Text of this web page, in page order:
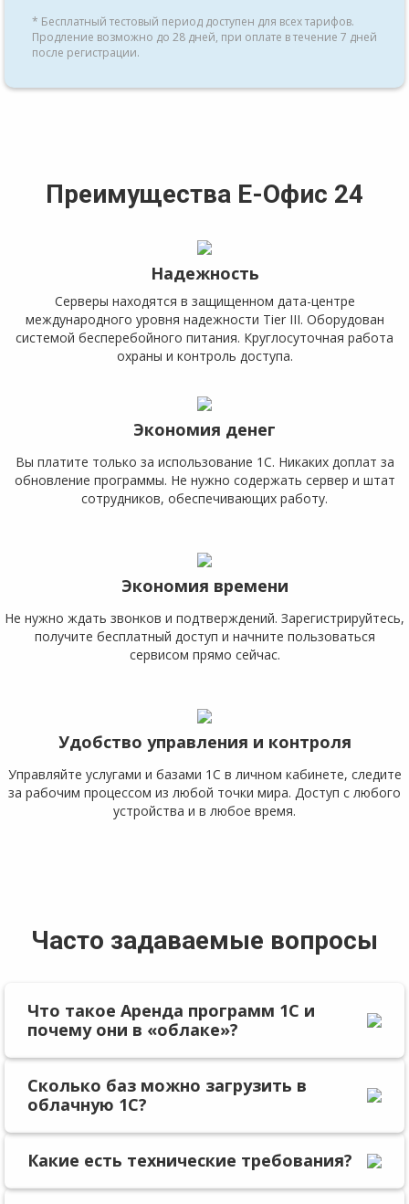
* Бесплатный тестовый период доступен для всех тарифов.
Продление возможно до 28 дней, при оплате в течение 7 дней
после регистрации.
Преимущества Е-Офис 24
Надежность
Серверы находятся в защищенном дата-центре
международного уровня надежности Tier III. Оборудован
системой бесперебойного питания. Круглосуточная работа
охраны и контроль доступа.
Экономия денег
Вы платите только за использование 1С. Никаких доплат за
обновление программы. Не нужно содержать сервер и штат
сотрудников, обеспечивающих работу.
Экономия времени
Не нужно ждать звонков и подтверждений. Зарегистрируйтесь,
получите бесплатный доступ и начните пользоваться
сервисом прямо сейчас.
Удобство управления и контроля
Управляйте услугами и базами 1С в личном кабинете, следите
за рабочим процессом из любой точки мира. Доступ с любого
устройства и в любое время.
Часто задаваемые вопросы
Что такое Аренда программ 1С и
почему они в «облаке»?
Сколько баз можно загрузить в
облачную 1С?
Какие есть технические требования?